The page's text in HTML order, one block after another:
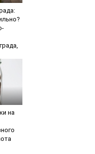
на